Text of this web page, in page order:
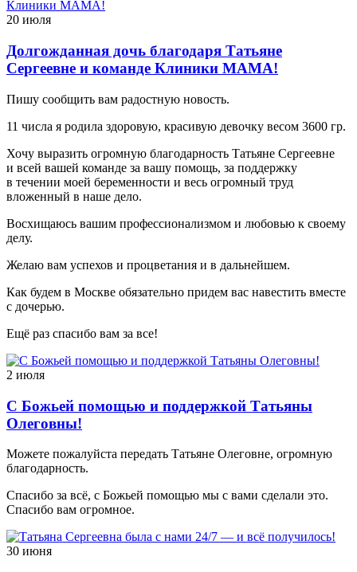
20 июля
Долгожданная дочь благодаря Татьяне
Сергеевне и команде Клиники МАМА!
Пишу сообщить вам радостную новость.
11 числа я родила здоровую, красивую девочку весом 3600 гр.
Хочу выразить огромную благодарность Татьяне Сергеевне
и всей вашей команде за вашу помощь, за поддержку
в течении моей беременности и весь огромный труд
вложенный в наше дело.
Восхищаюсь вашим профессионализмом и любовью к своему
делу.
Желаю вам успехов и процветания и в дальнейшем.
Как будем в Москве обязательно придем вас навестить вместе
с дочерью.
Ещё раз спасибо вам за все!
2 июля
С Божьей помощью и поддержкой Татьяны
Олеговны!
Можете пожалуйста передать Татьяне Олеговне, огромную
благодарность.
Спасибо за всё, с Божьей помощью мы с вами сделали это.
Спасибо вам огромное.
30 июня